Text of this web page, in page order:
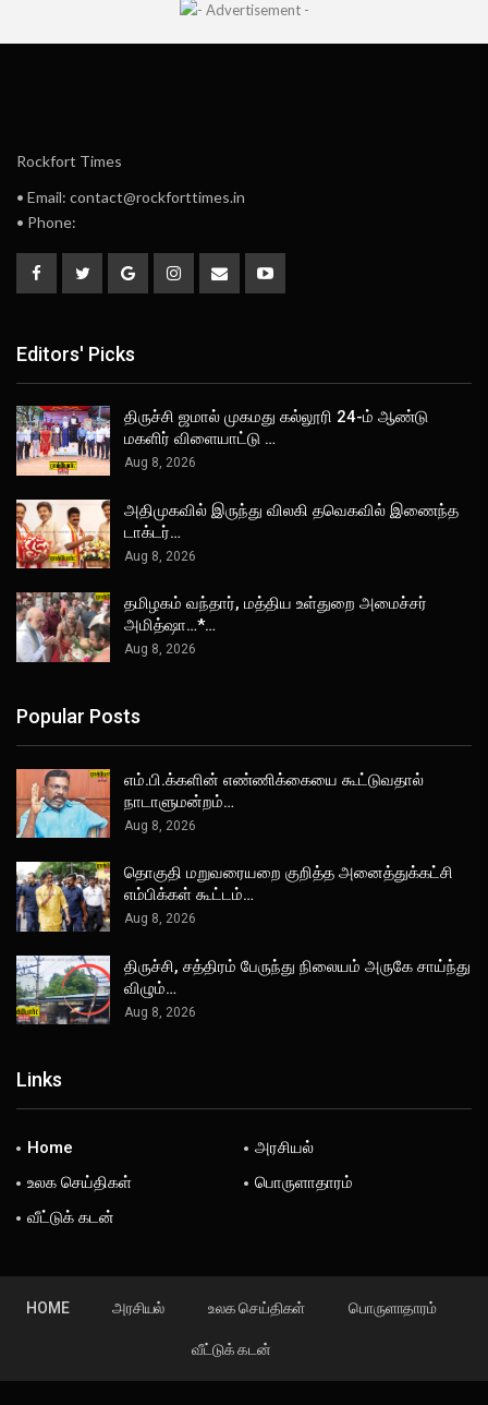
Rockfort Times
• Email: contact@rockforttimes.in
• Phone:
Editors' Picks
திருச்சி ஜமால் முகமது கல்லூரி 24-ம் ஆண்டு
மகளிர் விளையாட்டு …
Aug 8, 2026
அதிமுகவில் இருந்து விலகி தவெகவில் இணைந்த
டாக்டர்…
Aug 8, 2026
தமிழகம் வந்தார், மத்திய உள்துறை அமைச்சர்
அமித்ஷா…*…
Aug 8, 2026
Popular Posts
எம்.பி.க்களின் எண்ணிக்கையை கூட்டுவதால்
நாடாளுமன்றம்…
Aug 8, 2026
தொகுதி மறுவரையறை குறித்த அனைத்துக்கட்சி
எம்பிக்கள் கூட்டம்…
Aug 8, 2026
திருச்சி, சத்திரம் பேருந்து நிலையம் அருகே சாய்ந்து
விழும்…
Aug 8, 2026
Links
Home
அரசியல்
உலக செய்திகள்
பொருளாதாரம்
வீட்டுக் கடன்
HOME அரசியல் உலக செய்திகள் பொருளாதாரம்
வீட்டுக் கடன்